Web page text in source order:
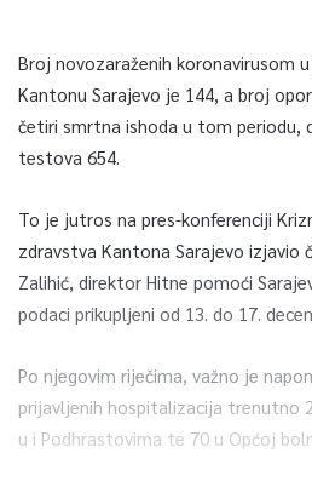
Broj novozaraženih koronavirusom
Kantonu Sarajevo je 144, a broj
četiri smrtna ishoda u tom periodu,
testova 654.
To je jutros na pres-konferenciji
zdravstva Kantona Sarajevo izjavio
Zalihić, direktor Hitne pomoći
podaci prikupljeni od 13. do 17.
Po njegovim riječima, važno je
prijavljenih hospitalizacija trenutno
u i Podhrastovima te 70 u Općoj